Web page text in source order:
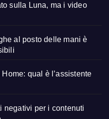
sulla Luna, ma i video
al posto delle mani è
qual è l’assistente
negativi per i contenuti